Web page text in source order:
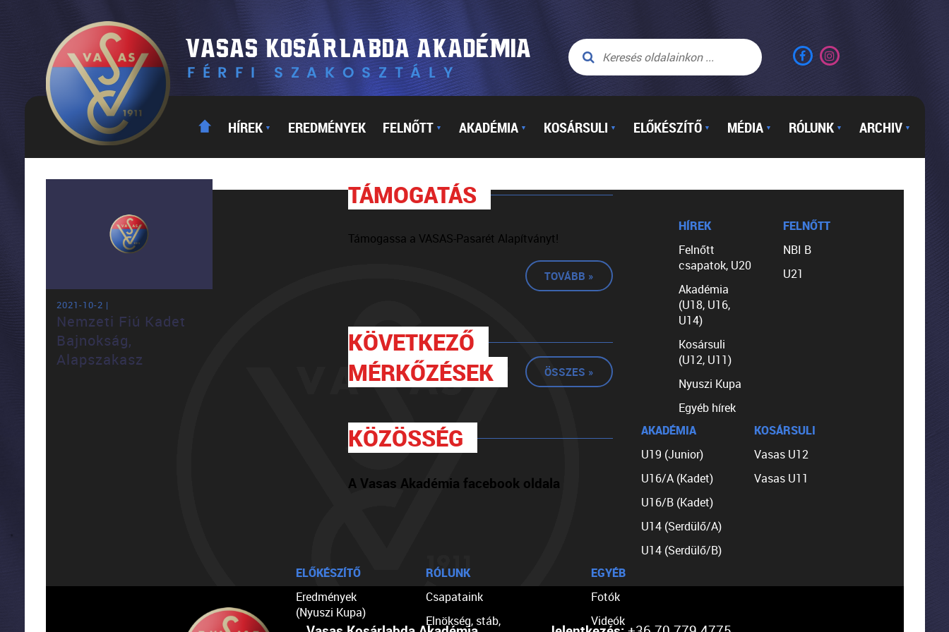
HÍREK ▼ EREDMÉNYEK FELNŐTT ▼ AKADÉMIA ▼ KOSÁRSULI ▼ ELŐKÉSZÍTŐ ▼ MÉDIA ▼ RÓLUNK ▼ ARCHIV ▼
2021-10-2 |
Nemzeti Fiú Kadet
Bajnokság,
Alapszakasz
TÁMOGATÁS
Támogassa a VASAS-Pasarét Alapítványt!
TOVÁBB »
KÖVETKEZŐ
MÉRKŐZÉSEK
ÖSSZES »
KÖZÖSSÉG
A Vasas Akadémia facebook oldala
HÍREK
Felnőtt
csapatok, U20
Akadémia
(U18, U16,
U14)
Kosársuli
(U12, U11)
Nyuszi Kupa
Egyéb hírek
FELNŐTT
NBI B
U21
AKADÉMIA
U19 (Junior)
U16/A (Kadet)
U16/B (Kadet)
U14 (Serdülő/A)
U14 (Serdülő/B)
KOSÁRSULI
Vasas U12
Vasas U11
ELŐKÉSZÍTŐ
Eredmények
(Nyuszi Kupa)
RÓLUNK
Csapataink
Elnökség, stáb,
EGYÉB
Fotók
Videók